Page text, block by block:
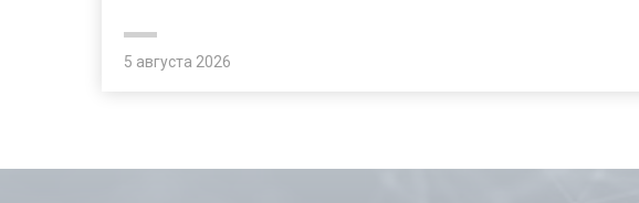
5 августа 2026